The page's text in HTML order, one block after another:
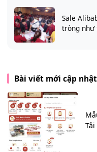
Sale
tròng như
Bài viết mới cập nhật